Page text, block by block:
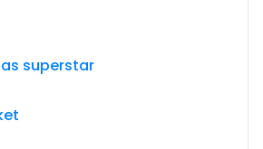
superstar